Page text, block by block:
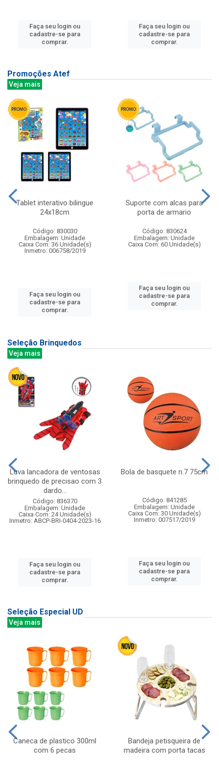
Faça seu login ou
cadastre-se para
comprar.
Faça seu login ou
cadastre-se para
comprar.
Promoções Atef
Veja mais
Tablet interativo bilingue
24x18cm
Código: 830030
Embalagem: Unidade
Caixa Com: 36 Unidade(s)
Inmetro: 006758/2019
Faça seu login ou
cadastre-se para
comprar.
Suporte com alcas para
porta de armario
Código: 830624
Embalagem: Unidade
Caixa Com: 60 Unidade(s)
Faça seu login ou
cadastre-se para
comprar.
Seleção Brinquedos
Veja mais
Luva lancadora de ventosas
brinquedo de precisao com 3
dardo...
Código: 836370
Embalagem: Unidade
Caixa Com: 24 Unidade(s)
Inmetro: ABCP-BRI-0404-2023-16
Faça seu login ou
cadastre-se para
comprar.
Bola de basquete n.7 75cm
Código: 841285
Embalagem: Unidade
Caixa Com: 30 Unidade(s)
Inmetro: 007517/2019
Faça seu login ou
cadastre-se para
comprar.
Seleção Especial UD
Veja mais
Caneca de plastico 300ml
com 6 pecas
Bandeja petisqueira de
madeira com porta tacas